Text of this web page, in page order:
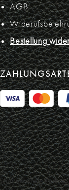
AGB
Bestellung
Und natürlich